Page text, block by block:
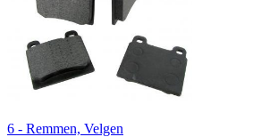
6 - Remmen, Velgen